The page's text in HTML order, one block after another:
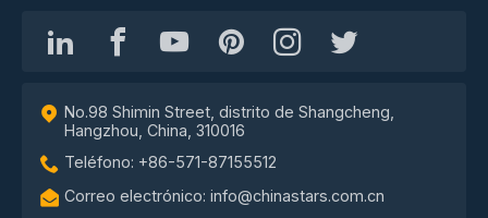
No.98 Shimin Street, distrito de Shangcheng,
Hangzhou, China, 310016
Teléfono: +86-571-87155512
Correo electrónico: info@chinastars.com.cn